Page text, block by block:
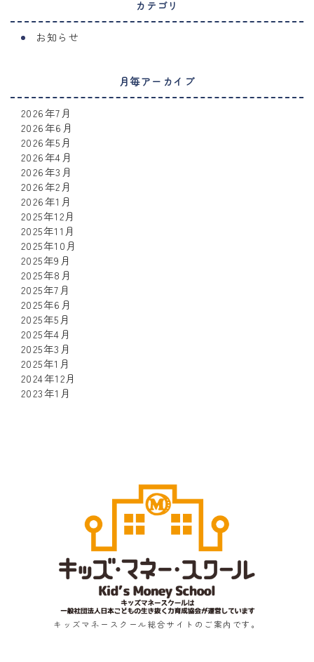
カテゴリ
お知らせ
月毎アーカイブ
2026年7月
2026年6月
2026年5月
2026年4月
2026年3月
2026年2月
2026年1月
2025年12月
2025年11月
2025年10月
2025年9月
2025年8月
2025年7月
2025年6月
2025年5月
2025年4月
2025年3月
2025年1月
2024年12月
2023年1月
キッズマネースクール総合サイトのご案内です。